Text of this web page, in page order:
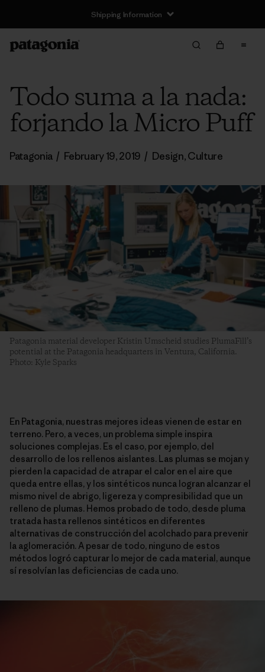
Shipping Information
Todo suma a la nada:
forjando la Micro Puff
Patagonia / February 19, 2019 / Design,Culture
Patagonia material developer Kristin Umscheid studies PlumaFill’s
potential at the Patagonia headquarters in Ventura, California.
Photo: Kyle Sparks
En Patagonia, nuestras mejores ideas vienen de estar en
terreno. Pero, a veces, un problema simple inspira
soluciones complejas. Es el caso, por ejemplo, del
desarrollo de los rellenos aislantes. Las plumas se mojan y
pierden la capacidad de atrapar el calor en el aire que
queda entre ellas, y los sintéticos nunca logran alcanzar el
mismo nivel de abrigo, ligereza y compresibilidad que un
relleno de plumas. Hemos probado de todo, desde pluma
tratada hasta rellenos sintéticos en diferentes
alternativas de construcción del acolchado para prevenir
la aglomeración. A pesar de todo, ninguno de estos
métodos logró capturar lo mejor de cada material, aunque
sí resolvían las deficiencias de cada uno.